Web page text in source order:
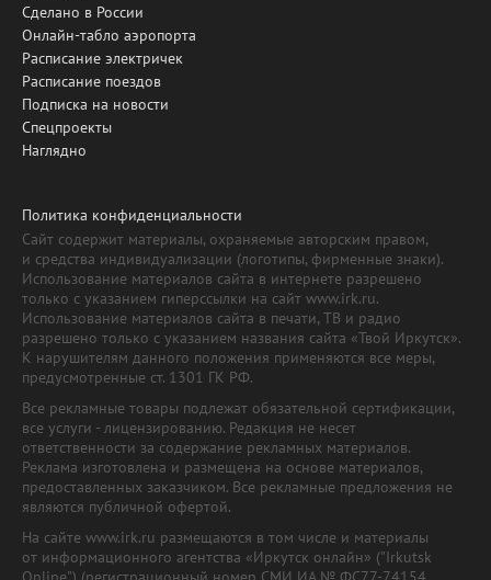
Сделано в России
Онлайн-табло аэропорта
Расписание электричек
Расписание поездов
Подписка на новости
Спецпроекты
Наглядно
Политика конфиденциальности
Сайт содержит материалы, охраняемые авторским правом,
и средства индивидуализации (логотипы, фирменные знаки).
Использование материалов сайта в интернете разрешено
только с указанием гиперссылки на сайт www.irk.ru.
Использование материалов сайта в печати, ТВ и радио
разрешено только с указанием названия сайта «Твой Иркутск».
К нарушителям данного положения применяются все меры,
предусмотренные ст. 1301 ГК РФ.
Все рекламные товары подлежат обязательной сертификации,
все услуги - лицензированию. Редакция не несет
ответственности за содержание рекламных материалов.
Реклама изготовлена и размещена на основе материалов,
предоставленных заказчиком. Все рекламные предложения не
являются публичной офертой.
На сайте www.irk.ru размещаются в том числе и материалы
от информационного агентства «Иркутск онлайн» ("Irkutsk